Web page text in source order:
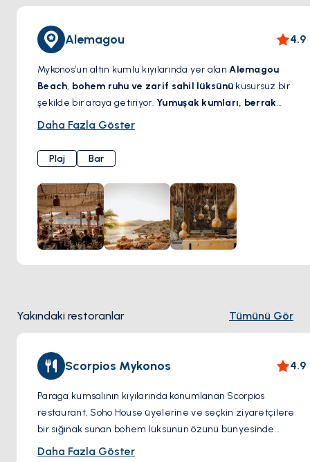
Alemagou 4.9
Mykonos’un altın kumlu kıyılarında yer alanAlemagou
Beach, bohem ruhu ve zarif sahil lüksünü kusursuz bir
şekilde bir araya getiriyor.Yumuşak kumları, berrak
suları ve rahat ama enerjik atmosferiyle
Kiklad güneşinin
ritmine kapılın, ister deniz kenarındaki restoranda
Akdeniz mutfağınınen seçkin lezzetlerini deneyimleyin;
Alemagou, unutulmaz anlar yaşatır.Mykonos’un doğal
güzelliğiyle lüks plaj kulübü ambiyansını bir araya
getiren mükemmel bir adres.
Daha Fazla Göster
Plaj Bar
Yakındaki restoranlar Tümünü Gör
Scorpios Mykonos 4.9
Paraga kumsalının kıyılarında konumlanan Scorpios
restaurant, Soho House üyelerine ve seçkin ziyaretçilere
bir sığınak sunan bohem lüksünün özünü bünyesinde
barındırıyor. Soho House tarafından yakın zamanda satın
Daha Fazla Göster